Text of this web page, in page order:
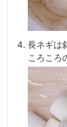
長ネギは
ころころ